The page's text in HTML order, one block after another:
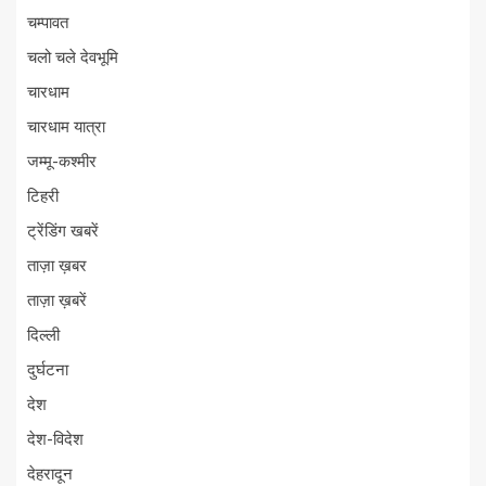
चम्पावत
चलो चले देवभूमि
चारधाम
चारधाम यात्रा
जम्मू-कश्मीर
टिहरी
ट्रेंडिंग खबरें
ताज़ा ख़बर
ताज़ा ख़बरें
दिल्ली
दुर्घटना
देश
देश-विदेश
देहरादून